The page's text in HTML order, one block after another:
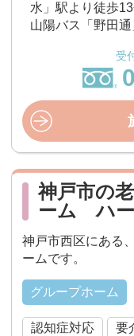
水」駅より徒歩
山陽バス「野田
受
神戸市の
ーム ハ
神戸市西区にある
ームです。
グループホーム
認知症対応
要